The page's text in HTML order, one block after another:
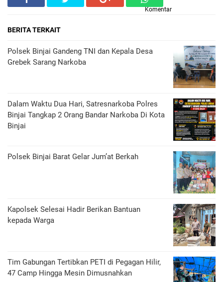
Komentar
BERITA TERKAIT
Polsek Binjai Gandeng TNI dan Kepala Desa
Grebek Sarang Narkoba
Dalam Waktu Dua Hari, Satresnarkoba Polres
Binjai Tangkap 2 Orang Bandar Narkoba Di Kota
Binjai
Polsek Binjai Barat Gelar Jum’at Berkah
Kapolsek Selesai Hadir Berikan Bantuan
kepada Warga
Tim Gabungan Tertibkan PETI di Pegagan Hilir,
47 Camp Hingga Mesin Dimusnahkan